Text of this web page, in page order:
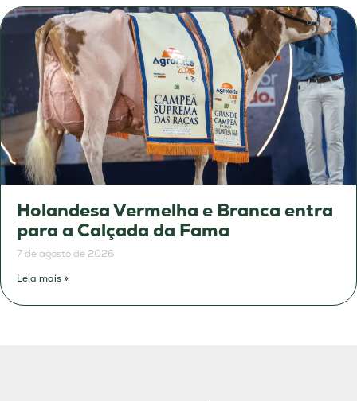
Holandesa Vermelha e Branca entra
para a Calçada da Fama
7 de agosto de 2026
Leia mais »